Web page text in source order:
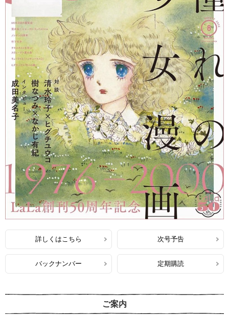
詳しくはこちら 次号予告
バックナンバー 定期購読
ご案内